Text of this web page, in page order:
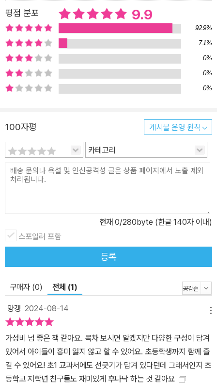
동할 수 있으면 충분해요. 집중력·표현력 UP - 이리저리 선긋기(얼
굴) 관찰력·집중력 UP - 구석구석 숨은그림찾기(친구들 모여라) 창
의력·표현력 UP - 알록달록 색칠하기(우리는 행복해) 관찰력·상상력
UP - 빙글빙글 빠진그림찾기(시각놀이) 괜찮아 시리즈 2차분 4종으
로 아이의 발달영역을 고루고루 채워주세요. 엄마표뿐 아니라 놀이활
동이 필요한 어린이집, 유치원, 초등 저학년, 미술학원 선생님표로도
활용할 수 있어요!
평점 분포 9.9
92.9%
7.1%
0%
0%
0%
100자평 게시물 운영 원칙
카테고리
현재 0/280byte (한글 140자 이내)
스포일러 포함
등록
구매자 (0) 전체 (1)
양갱 2024-08-14
가성비 넘 좋은 책 같아요. 목차 보시면 알겠지만 다양한 구성이 담겨
있어서 아이들이 흥미 잃지 않고 할 수 있어요. 초등학생까지 함께 즐
길 수 있어요! 초1 교과서에도 선긋기가 담겨 있다던데 그래서인지 초
등학교 저학년 친구들도 재미있게 후다닥 하는 것 같아요